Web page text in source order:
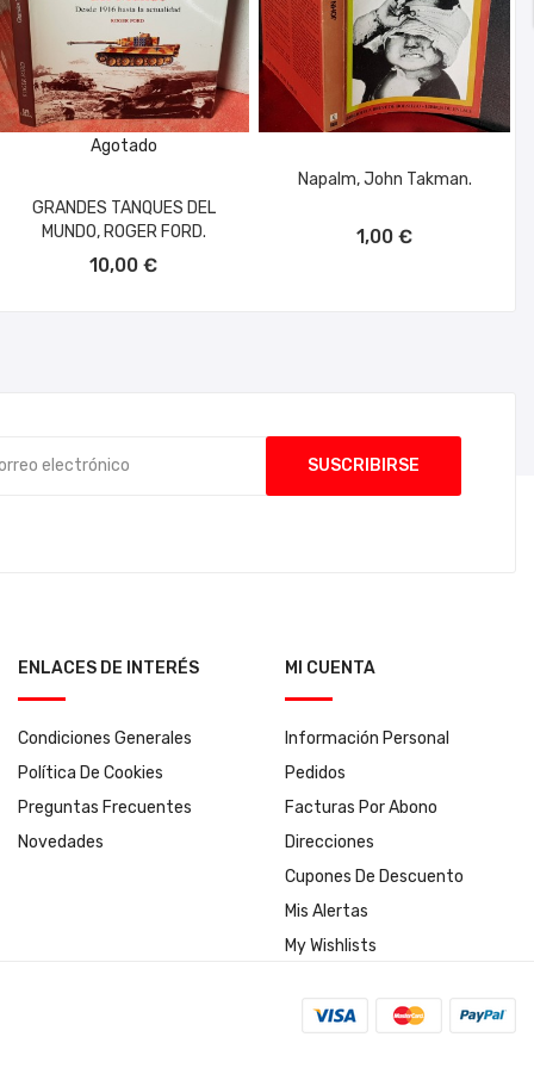
Agotado
GRANDES TANQUES DEL
MUNDO, ROGER FORD.
10,00 €
Napalm, John Takman.
1,00 €
ENLACES DE INTERÉS
Condiciones Generales
Política De Cookies
Preguntas Frecuentes
Novedades
MI CUENTA
Información Personal
Pedidos
Facturas Por Abono
Direcciones
Cupones De Descuento
Mis Alertas
My Wishlists